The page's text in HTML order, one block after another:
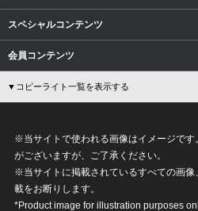
スペシャルコンテンツ
会員コンテンツ
▼コピーライト一覧を表示する
※当サイトで使われる画像はイメージです
がございますが、ご了承ください。
※当サイトに掲載されているすべての画
載をお断りします。
*Product image for illustration purposes